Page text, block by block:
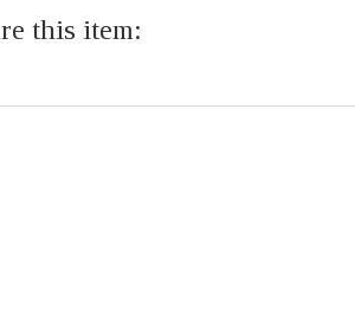
this item: